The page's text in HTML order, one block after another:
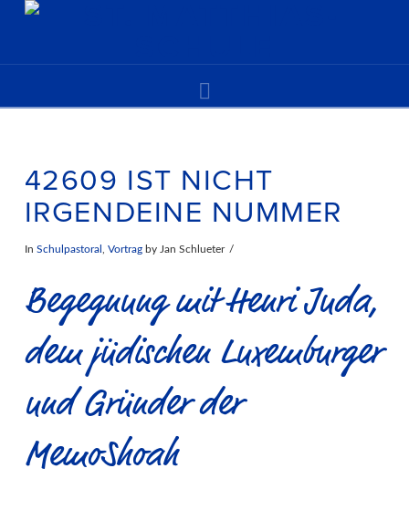
42609 IST NICHT
IRGENDEINE NUMMER
In Schulpastoral Vortragby Jan Schlueter
Begegnung mit Henri Juda,
dem jüdischen Luxemburger
und Gründer der
MemoShoah